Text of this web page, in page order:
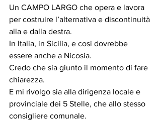
Un CAMPO LARGO che opera e lavora
per costruire l’alternativa e discontinuità
alla e dalla destra.
In Italia, in Sicilia, e cosi dovrebbe
essere anche a Nicosia.
Credo che sia giunto il momento di fare
chiarezza.
E mi rivolgo sia alla dirigenza locale e
provinciale dei 5 Stelle, che allo stesso
consigliere comunale.